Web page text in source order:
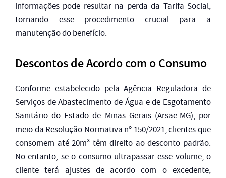
informações pode resultar na perda da Tarifa Social,
tornando esse procedimento crucial para a
manutenção do benefício.
Descontos de Acordo com o Consumo
Conforme estabelecido pela Agência Reguladora de
Serviços de Abastecimento de Água e de Esgotamento
Sanitário do Estado de Minas Gerais (Arsae-MG), por
meio da Resolução Normativa nº 150/2021, clientes que
consomem até 20m³ têm direito ao desconto padrão.
No entanto, se o consumo ultrapassar esse volume, o
cliente terá ajustes de acordo com o excedente,